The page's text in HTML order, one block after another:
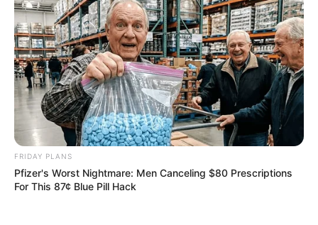
FRIDAY PLANS
Pfizer's Worst Nightmare: Men Canceling $80 Prescriptions
For This 87¢ Blue Pill Hack